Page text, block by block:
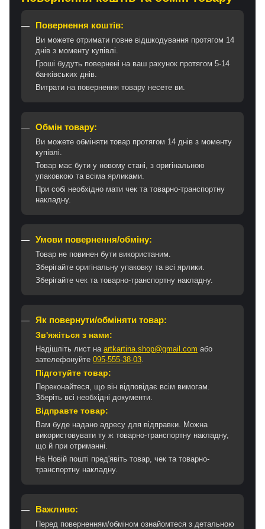
Повернення коштів:
Ви можете отримати повне відшкодування протягом 14
днів з моменту купівлі.
Гроші будуть повернені на ваш рахунок протягом 5-14
банківських днів.
Витрати на повернення товару несете ви.
Обмін товару:
Ви можете обміняти товар протягом 14 днів з моменту
купівлі.
Товар має бути у новому стані, з оригінальною
упаковкою та всіма ярликами.
При собі необхідно мати чек та товарно-транспортну
накладну.
Умови повернення/обміну:
Товар не повинен бути використаним.
Зберігайте оригінальну упаковку та всі ярлики.
Зберігайте чек та товарно-транспортну накладну.
Як повернути/обміняти товар:
Зв'яжіться з нами:
Надішліть лист на artkartina.shop@gmail.com або
зателефонуйте 095-555-38-03
Підготуйте товар:
Переконайтеся, що він відповідає всім вимогам.
Зберіть всі необхідні документи.
Відправте товар:
Вам буде надано адресу для відправки. Можна
використовувати ту ж товарно-транспортну накладну,
що й при отриманні.
На Новій пошті пред'явіть товар, чек та товарно-
транспортну накладну.
Важливо:
Перед поверненням/обміном ознайомтеся з детальною